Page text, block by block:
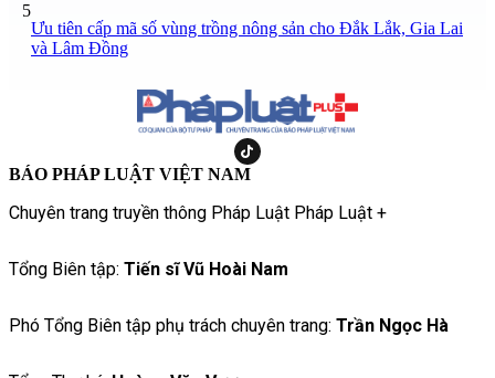
5
Ưu tiên cấp mã số vùng trồng nông sản cho Đắk Lắk, Gia Lai
và Lâm Đồng
BÁO PHÁP LUẬT VIỆT NAM
Chuyên trang truyền thông Pháp Luật Pháp Luật +
Tổng Biên tập: Tiến sĩ Vũ Hoài Nam
Phó Tổng Biên tập phụ trách chuyên trang: Trần Ngọc Hà